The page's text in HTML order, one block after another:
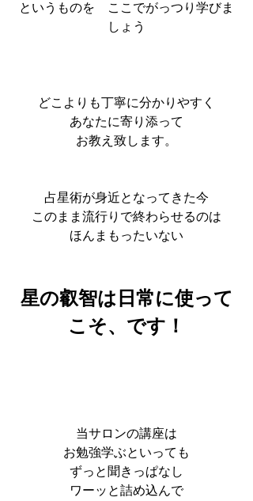
というものを　ここでがっつり学びま
しょう
どこよりも丁寧に分かりやすく
あなたに寄り添って
お教え致します。
占星術が身近となってきた今
このまま流行りで終わらせるのは
ほんまもったいない
星の叡智は日常に使って
こそ、です！
当サロンの講座は
お勉強学ぶといっても
ずっと聞きっぱなし
ワーッと詰め込んで